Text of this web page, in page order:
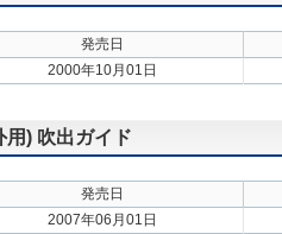
発売日
2000年10月01日
用) 吹出ガイド
発売日
2007年06月01日